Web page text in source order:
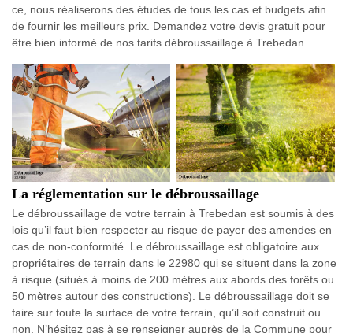
ce, nous réaliserons des études de tous les cas et budgets afin
de fournir les meilleurs prix. Demandez votre devis gratuit pour
être bien informé de nos tarifs débroussaillage à Trebedan.
La réglementation sur le débroussaillage
Le débroussaillage de votre terrain à Trebedan est soumis à des
lois qu’il faut bien respecter au risque de payer des amendes en
cas de non-conformité. Le débroussaillage est obligatoire aux
propriétaires de terrain dans le 22980 qui se situent dans la zone
à risque (situés à moins de 200 mètres aux abords des forêts ou
50 mètres autour des constructions). Le débroussaillage doit se
faire sur toute la surface de votre terrain, qu’il soit construit ou
non. N’hésitez pas à se renseigner auprès de la Commune pour